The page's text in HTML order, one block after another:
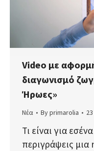
Video με
διαγωνισμό
Ήρωες»
Νέα Byprimarolia
Τι είναι για
περιγράψεις